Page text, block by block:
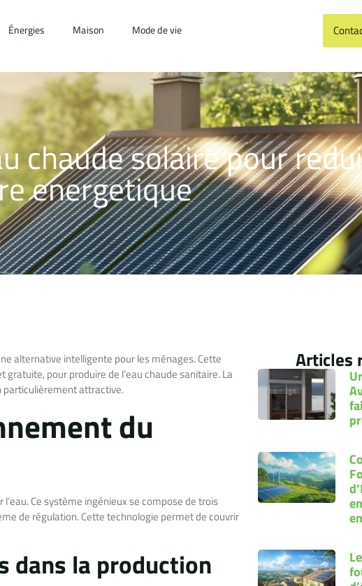
Énergies Maison Mode de vie
chaude solaire pour
energetique
alternative intelligente pour les ménages. Cette
pour produire de l’eau chaude sanitaire. La
particulièrement attractive.
du
Ce système ingénieux se compose de trois
de régulation. Cette technologie permet de couvrir
dans la production
Articles